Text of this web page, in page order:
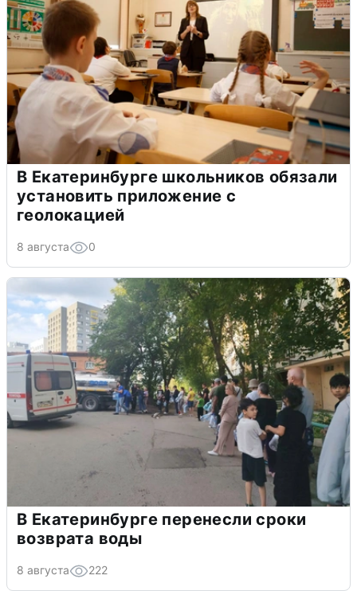
В Екатеринбурге школьников обязали
установить приложение с
геолокацией
8 августа 0
В Екатеринбурге перенесли сроки
возврата воды
8 августа 222